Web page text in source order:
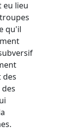
eu lieu
qu'il
des